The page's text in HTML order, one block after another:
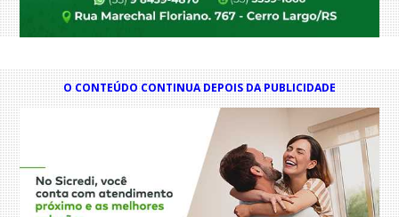
O CONTEÚDO CONTINUA DEPOIS DA PUBLICIDADE